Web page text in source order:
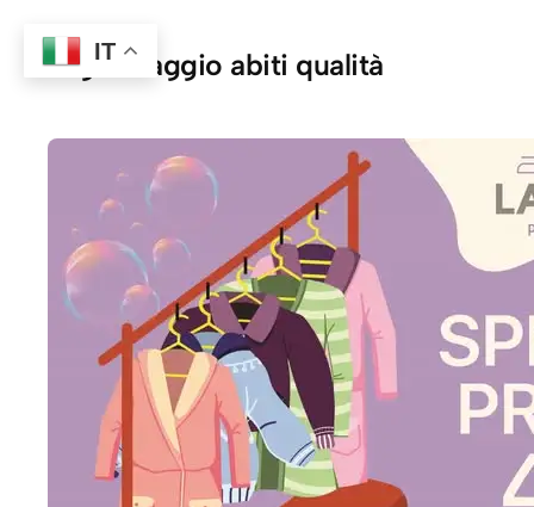
Tag:lavaggio abiti qualità
IT